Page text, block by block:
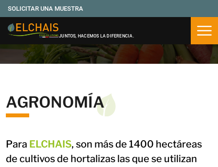
SOLICITAR UNA MUESTRA
JUNTOS, HACEMOS LA DIFERENCIA.
AGRONOMÍA
Para ELCHAIS, son más de 1400 hectáreas
de cultivos de hortalizas las que se utilizan